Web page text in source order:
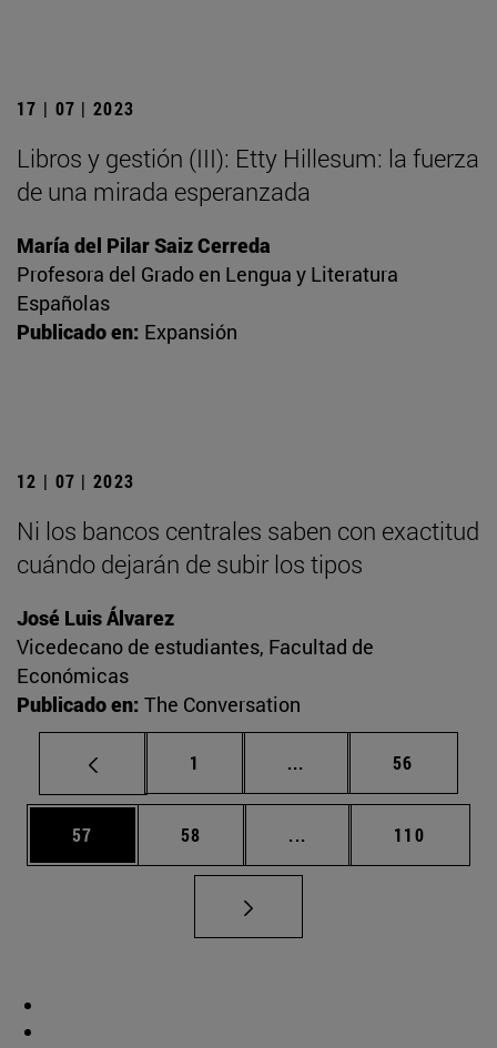
17 | 07 | 2023
Libros y gestión (III): Etty Hillesum: la fuerza
de una mirada esperanzada
María del Pilar Saiz Cerreda
Profesora del Grado en Lengua y Literatura
Españolas
Publicado en: Expansión
12 | 07 | 2023
Ni los bancos centrales saben con exactitud
cuándo dejarán de subir los tipos
José Luis Álvarez
Vicedecano de estudiantes, Facultad de
Económicas
Publicado en: The Conversation
Página
1 ... Páginas intermedias
Página
56
Página
57 Página
58 ... Páginas intermedias
Página
110